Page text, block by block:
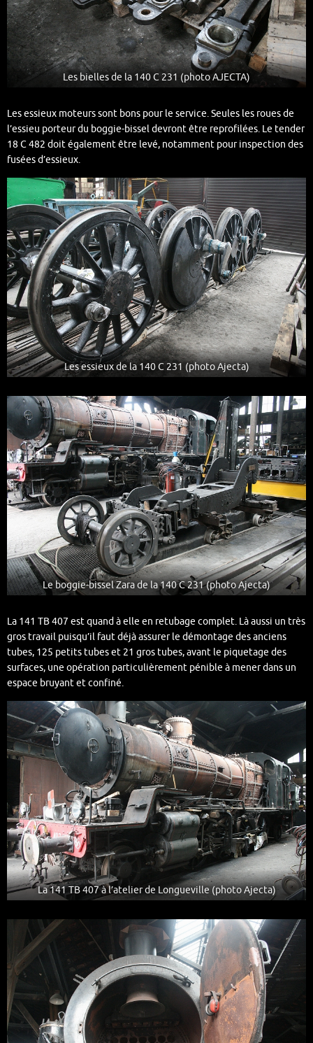
Les bielles de la 140 C 231 (photo AJECTA)
Les essieux moteurs sont bons pour le service. Seules les roues de
l’essieu porteur du boggie-bissel devront être reprofilées. Le tender
18 C 482 doit également être levé, notamment pour inspection des
fusées d’essieux.
Les essieux de la 140 C 231 (photo Ajecta)
Le boggie-bissel Zara de la 140 C 231 (photo Ajecta)
La 141 TB 407 est quand à elle en retubage complet. Là aussi un très
gros travail puisqu’il faut déjà assurer le démontage des anciens
tubes, 125 petits tubes et 21 gros tubes, avant le piquetage des
surfaces, une opération particulièrement pénible à mener dans un
espace bruyant et confiné.
La 141 TB 407 à l’atelier de Longueville (photo Ajecta)